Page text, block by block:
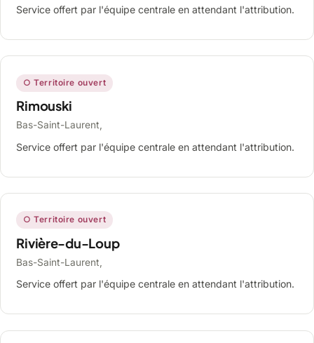
Service offert par l'équipe centrale en attendant l'attribution.
○ Territoire ouvert
Rimouski
Bas-Saint-Laurent,
Service offert par l'équipe centrale en attendant l'attribution.
○ Territoire ouvert
Rivière-du-Loup
Bas-Saint-Laurent,
Service offert par l'équipe centrale en attendant l'attribution.